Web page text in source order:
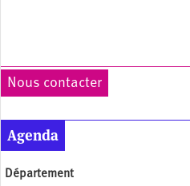
Nous contacter
Agenda
Département